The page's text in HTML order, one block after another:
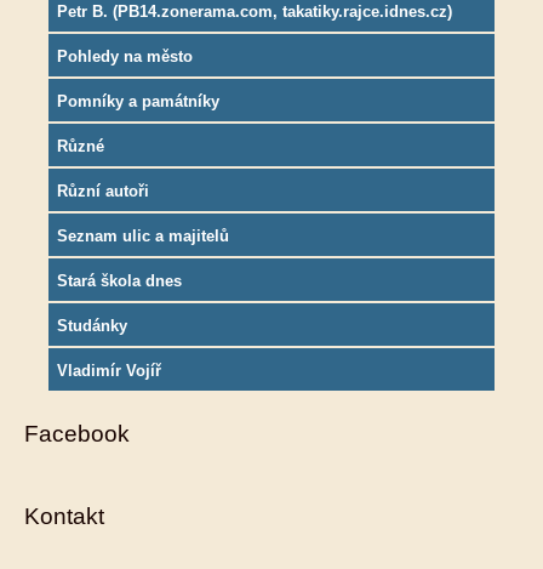
Petr B. (PB14.zonerama.com, takatiky.rajce.idnes.cz)
Pohledy na město
Pomníky a památníky
Různé
Různí autoři
Seznam ulic a majitelů
Stará škola dnes
Studánky
Vladimír Vojíř
Facebook
Kontakt